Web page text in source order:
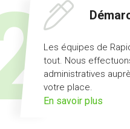
€
Les équipes de
tout. Nous
administratives
votre place.
En savoir plus